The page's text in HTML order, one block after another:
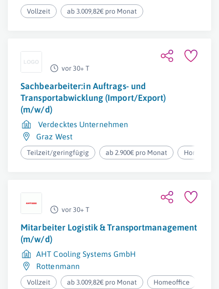
Vollzeit ab 3.009,82€ pro Monat
vor 30+ T
Sachbearbeiter:in Auftrags- und
Transportabwicklung (Import/Export)
(m/w/d)
Verdecktes Unternehmen
Graz West
Teilzeit/geringfügig ab 2.900€ pro Monat
vor 30+ T
Mitarbeiter Logistik & Transportmanagement
(m/w/d)
AHT Cooling Systems GmbH
Rottenmann
Vollzeit ab 3.009,82€ pro Monat Homeoffice